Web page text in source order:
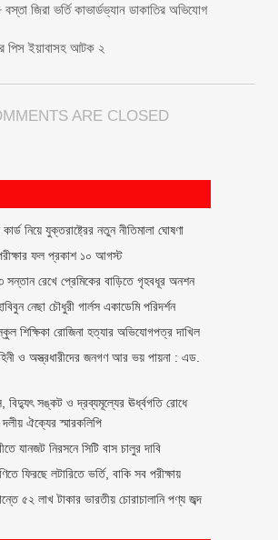
জিরা ভর্তি কাভার্ডভ্যান ডাকাতির অভিযোগ
পিস ইয়াবাসহ আটক ২
ARE CLOSED
নিয়ে যুক্তরাষ্ট্রের নতুন নীতিমালা ঘোষণা
ফল প্রকাশ ১০ আগস্ট
সন্তান রেখে প্রেমিকের বাড়িতে গৃহবধূর অনশন
নেছা চৌধুরী গার্লস একাডেমি পরিদর্শন
শিক্ষিকা রোজিনা হত্যার অভিযোগপত্র দাখিল
ও অস্ত্রধারীদের জনগণ আর ভয় পায়না : এড.
বিদ্যুৎ সঙ্কট ও দ্রব্যমূল্যের ঊর্ধ্বগতি রোধে
ঐক্যের স্মারকলিপি
যানজট নিরসনে সিটি বাস চালুর দাবি
ফিরছে লটারিতে ভর্তি, বাকি সব পরীক্ষায়
৫২ লাখ টাকার ভারতীয় চোরাচালানি পণ্য জব্দ